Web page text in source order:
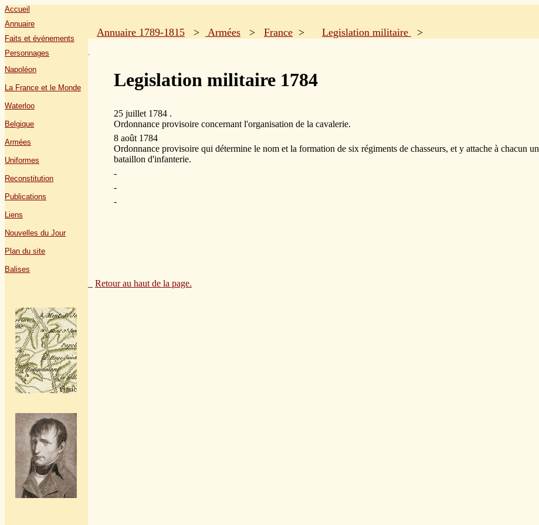
Accueil
Annuaire
Faits et événements
Personnages
Napoléon
La France et le Monde
Waterloo
Belgique
Armées
Uniformes
Reconstitution
Publications
Liens
Nouvelles du Jour
Plan du site
Balises
Annuaire 1789-1815 > Armées > France > Legislation militaire >
.
Legislation militaire 1784
25 juillet 1784 .
Ordonnance provisoire concernant l'organisation de la cavalerie.
8 août 1784
Ordonnance provisoire qui détermine le nom et la formation de six régiments de chasseurs, et y attache à chacun un
bataillon d'infanterie.
-
-
-
Retour au haut de la page.